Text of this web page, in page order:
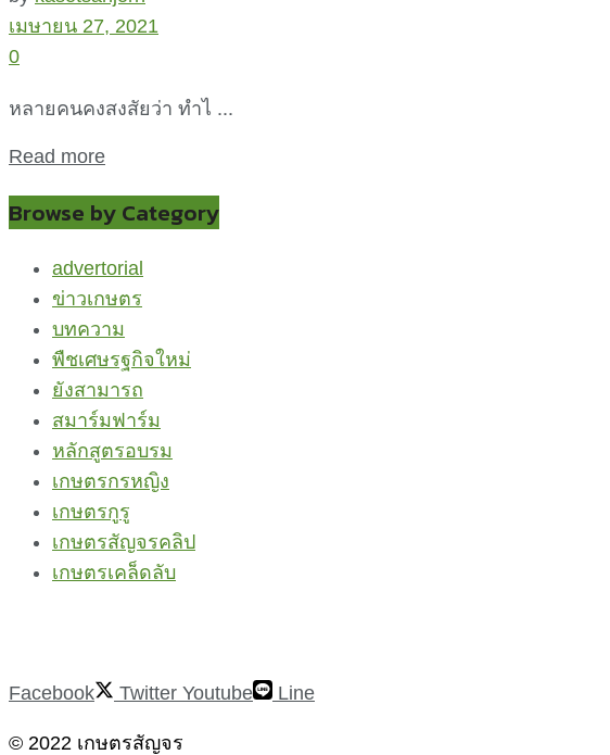
เมษายน 27, 2021
0
หลายคนคงสงสัยว่า ทำไ ...
Read more
Browse by Category
advertorial
ข่าวเกษตร
บทความ
พืชเศษรฐกิจใหม่
ยังสามารถ
สมาร์มฟาร์ม
หลักสูตรอบรม
เกษตรกรหญิง
เกษตรกูรู
เกษตรสัญจรคลิป
เกษตรเคล็ดลับ
Facebook Twitter Youtube Line
© 2022 เกษตรสัญจร